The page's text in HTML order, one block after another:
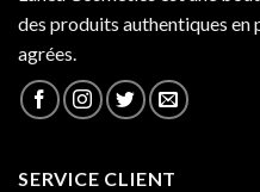
des produits authentiques
agrées.
SERVICE CLIENT